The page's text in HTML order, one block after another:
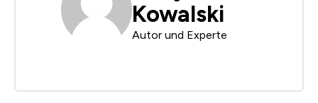
Kowalski
Autor und Experte